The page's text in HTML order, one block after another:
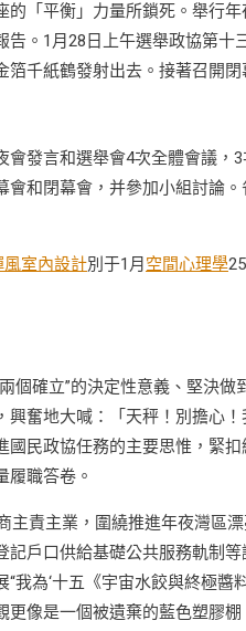
的「平衡」力量所鎖死。舉行
告。1月28日上午選舉政協第
千紙鶴發射出去。接著召開
會發言和選舉會4次全體會議
會和閉幕會，并參加小組討論
風室內設計別于1月 空間心理學
個確立”的決定性意義、堅決
興奮地大喊：「天秤！別擔心
國民政協任務的主要思惟，緊
履職答卷。
主責主業，圍繞推進年夜灣區
記戶口供給基礎公共服務軌制
我為‘十五《宇宙水餃與終極
更像是一個被遺棄的藍色塑膠